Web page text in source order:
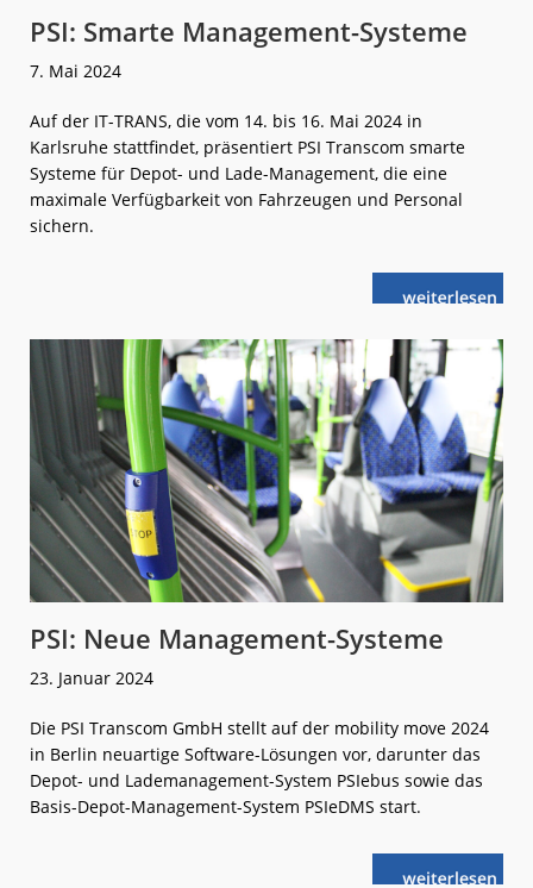
PSI: Smarte Management-Systeme
7. Mai 2024
Auf der IT-TRANS, die vom 14. bis 16. Mai 2024 in
Karlsruhe stattfindet, präsentiert PSI Transcom smarte
Systeme für Depot- und Lade-Management, die eine
maximale Verfügbarkeit von Fahrzeugen und Personal
sichern.
weiterlese
nPSI:
PSI: Neue Management-Systeme
23. Januar 2024
Die PSI Transcom GmbH stellt auf der mobility move 2024
in Berlin neuartige Software-Lösungen vor, darunter das
Depot- und Lademanagement-System PSIebus sowie das
Basis-Depot-Management-System PSIeDMS start.
weiterlese